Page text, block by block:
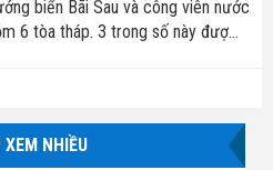
biển Bãi Sau và công viên nước
6 tòa tháp. 3 trong số này đượ...
XEM NHIỀU